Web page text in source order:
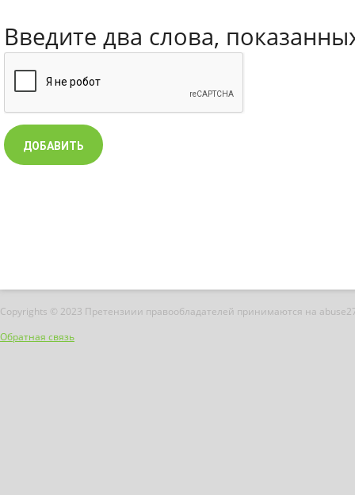
Введите два слова,
Copyrights © 2023 Претензиии правообладателей принимаются на
Обратная связь